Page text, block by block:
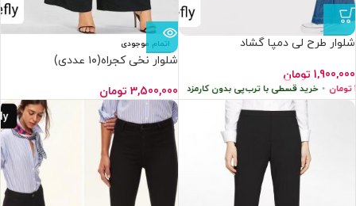
هر قسط475,000 • خرید قسطی با ترب‌پی بدون کارمزد
شلوار طرح لی دمپا گشاد
1,900,000 تومان
اتمام موجودی
شلوار نخی کجراه(۱۰ عددی)
3,500,000 تومان